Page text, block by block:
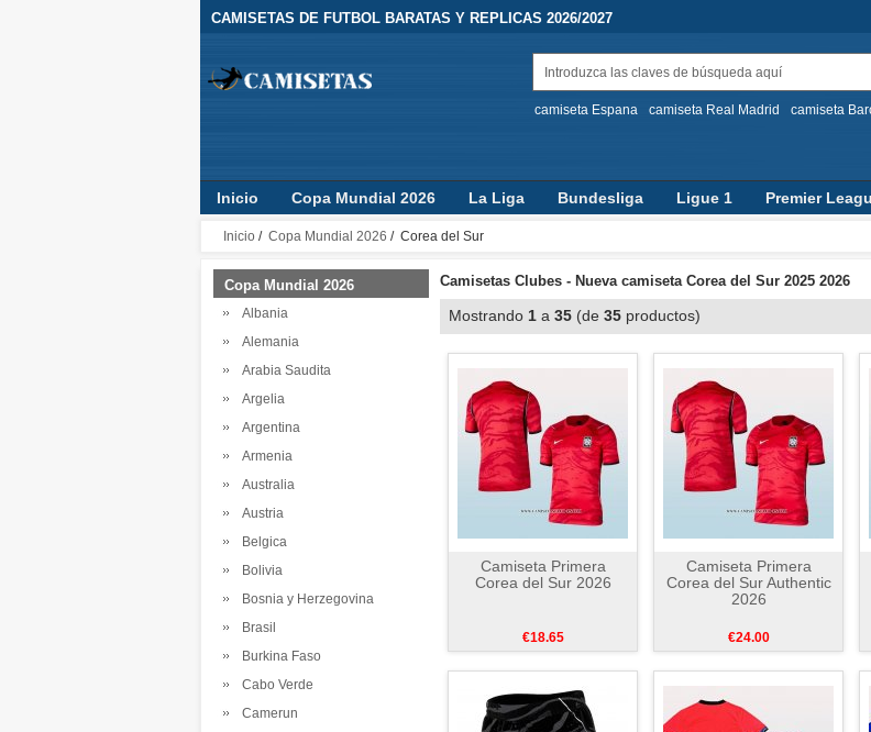
CAMISETAS DE FUTBOL BARATAS Y REPLICAS 2026/2027
camiseta Espana camiseta Real Madrid camiseta
Inicio Copa Mundial 2026 La Liga Bundesliga Ligue 1 Premier
Camisetas Clubes
Jugador
Inicio / Copa Mundial 2026 / Corea del Sur
Copa Mundial 2026
Albania
Alemania
Arabia Saudita
Argelia
Argentina
Armenia
Australia
Austria
Belgica
Bolivia
Bosnia y Herzegovina
Brasil
Burkina Faso
Cabo Verde
Camerun
Camisetas Clubes - Nueva camiseta Corea del Sur 2025 2026
Mostrando 1 a 35 (de 35 productos)
Camiseta Primera
Corea del Sur 2026
€18.65
Camiseta Primera
Corea del Sur Authentic
2026
€24.00